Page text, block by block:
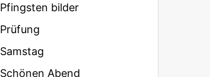
Pfingsten bilder
Prüfung
Samstag
Schönen Abend